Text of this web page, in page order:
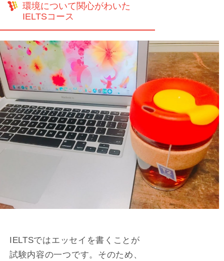
環境について関心がわいた
IELTSコース
IELTSではエッセイを書くことが
試験内容の一つです。そのため、